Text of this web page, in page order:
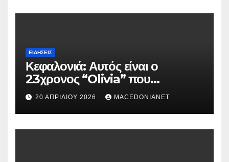
ΕΙΔΉΣΕΙΣ
Κεφαλονιά: Αυτός είναι ο
23χρονος “Olivia” που
κατηγορείται για τον θάνατο της
Μυρτούς
20 ΑΠΡΙΛΊΟΥ 2026 MACEDONIANET